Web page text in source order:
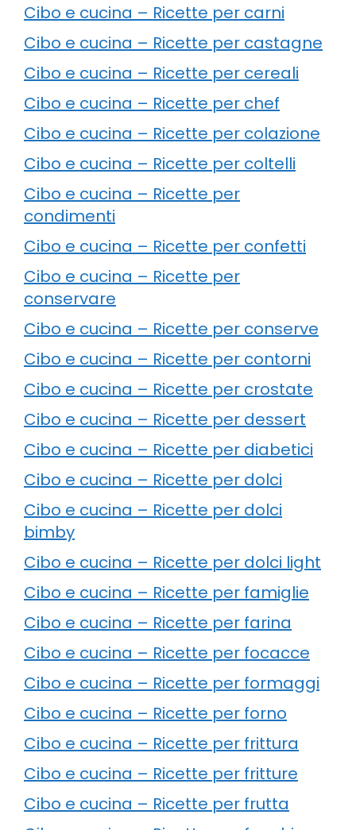
Cibo e cucina – Ricette per carni
Cibo e cucina – Ricette per castagne
Cibo e cucina – Ricette per cereali
Cibo e cucina – Ricette per chef
Cibo e cucina – Ricette per colazione
Cibo e cucina – Ricette per coltelli
Cibo e cucina – Ricette per
condimenti
Cibo e cucina – Ricette per confetti
Cibo e cucina – Ricette per
conservare
Cibo e cucina – Ricette per conserve
Cibo e cucina – Ricette per contorni
Cibo e cucina – Ricette per crostate
Cibo e cucina – Ricette per dessert
Cibo e cucina – Ricette per diabetici
Cibo e cucina – Ricette per dolci
Cibo e cucina – Ricette per dolci
bimby
Cibo e cucina – Ricette per dolci light
Cibo e cucina – Ricette per famiglie
Cibo e cucina – Ricette per farina
Cibo e cucina – Ricette per focacce
Cibo e cucina – Ricette per formaggi
Cibo e cucina – Ricette per forno
Cibo e cucina – Ricette per frittura
Cibo e cucina – Ricette per fritture
Cibo e cucina – Ricette per frutta